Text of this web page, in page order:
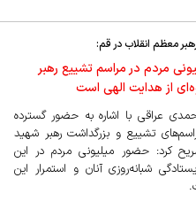
معظم انقلاب در قم:
مردم در مراسم تشییع رهبر
از هدایت الهی است
عراقی با اشاره به حضور گسترده
تشییع و بزرگداشت رهبر شهید
کرد: حضور میلیونی مردم در این
شبانه‌روزی آنان و استمرار این